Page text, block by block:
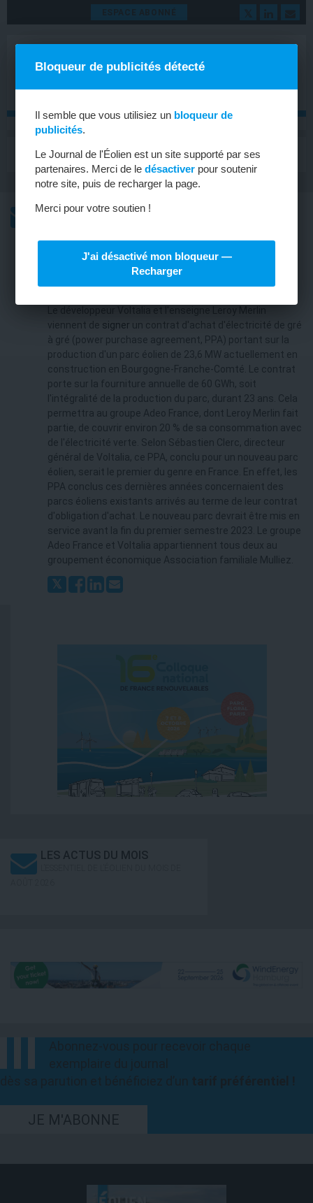
ESPACE ABONNÉ
MENU
L’ACTU
ÉOLIEN
PPA pour un nouveau parc éolien
viennent de signer un contrat d'achat d'électricité de gré
à gré (power purchase agreement, PPA) portant sur la
production d'un parc éolien de 23,6 MW actuellement en
construction en Bourgogne-Franche-Comté. Le contrat
porte sur la fourniture annuelle de 60 GWh, soit
l'intégralité de la production du parc, durant 23 ans. Cela
permettra au groupe Adeo France, dont Leroy Merlin fait
partie, de couvrir environ 20 % de sa consommation avec
de l'électricité verte. Selon Sébastien Clerc, directeur
général de Voltalia, ce PPA, conclu pour un nouveau parc
éolien, serait le premier du genre en France. En effet, les
PPA conclus ces dernières années concernaient des
parcs éoliens existants arrivés au terme de leur contrat
d'obligation d'achat. Le nouveau parc devrait être mis en
service avant la fin du premier semestre 2023. Le groupe
Adeo France et Voltalia appartiennent tous deux au
groupement économique Association familiale Mulliez.
LES ACTUS DU MOIS
JE M'ABONNE
Bloqueur de publicités détecté
Il semble que vous utilisiez un bloqueur de
publicités.
Le Journal de l'Éolien est un site supporté par ses
partenaires. Merci de ledésactiver pour soutenir
notre site, puis de recharger la page.
Merci pour votre soutien !
J'ai désactivé mon bloqueur —
Recharger